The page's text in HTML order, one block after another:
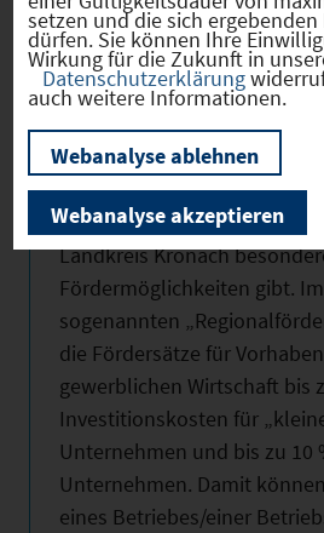
Technologien und
werden.
Wirtschaftsförderung
Auf Seiten der Unternehmen
auch Investitionen
Landkreis Kronach
Fördermöglichkeiten gibt.
sogenannten
die Fördersätze für
gewerblichen Wirtschaft bis
Investitionskosten für
Unternehmen und bis zu 10
Unternehmen. Damit
eines Betriebes/einer
setzen und die sich
dürfen. Sie können Ihre
Wirkung für die Zukunft in
Datenschutzerklärung
auch weitere Informationen.
Webanalyse ablehnen
Webanalyse akzeptieren